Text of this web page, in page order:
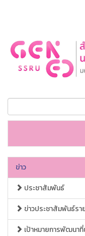
ข่าว
ประชาสัมพันธ์
ข่าวประชาสัมพันธ์รา
เป้าหมายการพัฒนา